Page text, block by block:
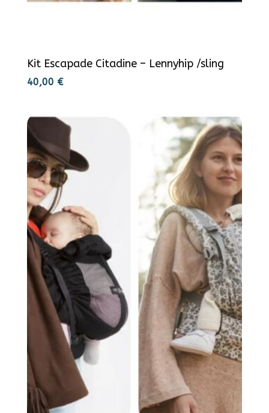
Kit Escapade Citadine – Lennyhip /sling
40,00 €